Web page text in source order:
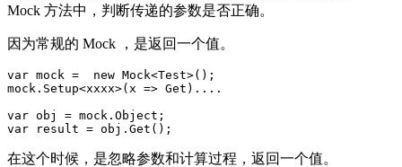
Mock 方法中，判断传递的参数是否正确。
因为常规的 Mock ，是返回一个值。
var mock =  new Mock<Test>();
mock.Setup<xxxx>(x => Get)....
var obj = mock.Object;
var result = obj.Get();
在这个时候，是忽略参数和计算过程，返回一个值。